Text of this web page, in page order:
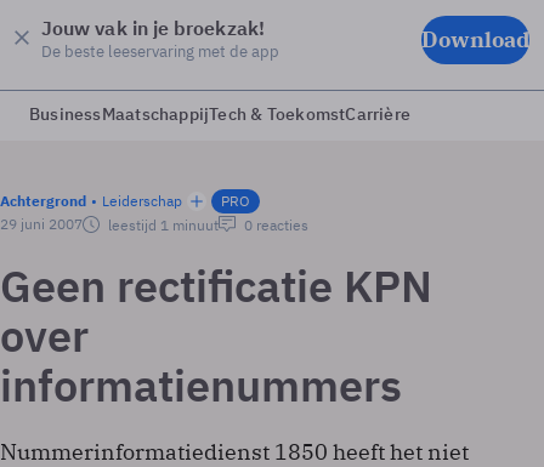
Jouw vak in je broekzak!
De beste leeservaring met de app Download
BusinessMaatschappijTech & ToekomstCarrière
Achtergrond Leiderschap
PRO
29 juni 2007
leestijd 1 minuut 0 reacties
Geen rectificatie KPN
over
informatienummers
Nummerinformatiedienst 1850 heeft het niet